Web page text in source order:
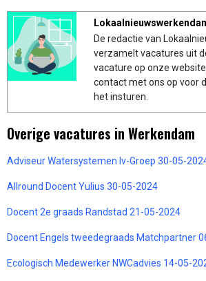
De redactie van
verzamelt vacatures uit
vacature op onze
contact met ons op voor
het insturen.
Overige vacatures in Werkendam
Adviseur Watersystemen Iv-Groep 30-05-
Allround Docent Yulius 30-05-2024
Docent 2e graads Randstad 21-05-2024
Docent Engels tweedegraads Matchpartner
Ecologisch Medewerker NWCadvies 14-05-